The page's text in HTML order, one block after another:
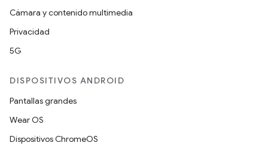
Cámara y contenido multimedia
Privacidad
5G
DISPOSITIVOS ANDROID
Pantallas grandes
Wear OS
Dispositivos ChromeOS